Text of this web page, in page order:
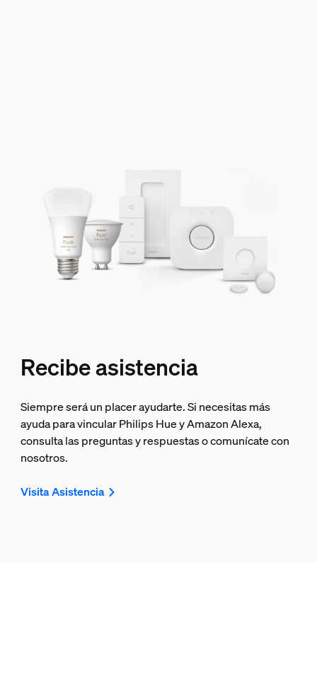
Recibe asistencia
Siempre será un placer ayudarte. Si necesitas más
ayuda para vincular Philips Hue y Amazon Alexa,
consulta las preguntas y respuestas o comunícate con
nosotros.
Visita Asistencia